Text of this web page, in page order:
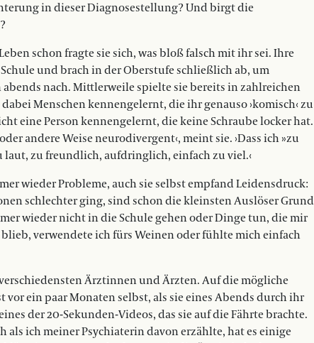
in dieser Diagnosestellung? Und birgt die
schon fragte sie sich, was bloß falsch mit ihr sei. Ihre
und brach in der Oberstufe schließlich ab, um
nach. Mittlerweile spielte sie bereits in zahlreichen
Menschen kennengelernt, die ihr genauso ›komisch‹ zu
eine Person kennengelernt, die keine Schraube locker hat.
andere Weise neurodivergent‹, meint sie. ›Dass ich »zu
laut, zu freundlich, aufdringlich, einfach zu viel.‹
wieder Probleme, auch sie selbst empfand Leidensdruck:
schlechter ging, sind schon die kleinsten Auslöser Grund
wieder nicht in die Schule gehen oder Dinge tun, die mir
verwendete ich fürs Weinen oder fühlte mich einfach
Ärztinnen und Ärzten. Auf die mögliche
ein paar Monaten selbst, als sie eines Abends durch ihr
der 20-Sekunden-Videos, das sie auf die Fährte brachte.
ich meiner Psychiaterin davon erzählte, hat es einige